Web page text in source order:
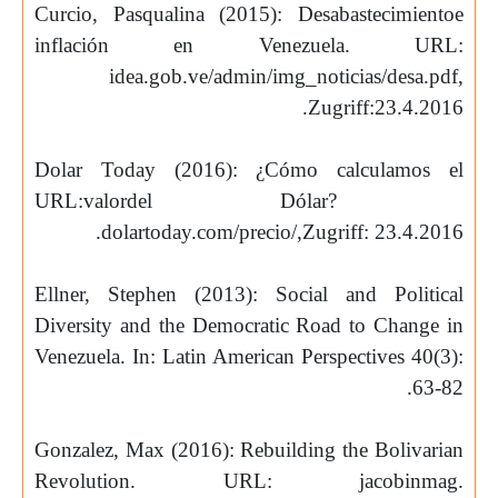
Curcio, Pasqualina (2015): Desabastecimientoe
inflación en Venezuela. URL:
idea.gob.ve/admin/img_noticias/desa.pdf,
Zugriff:23.4.2016
.
Dolar Today (2016): ¿Cómo calculamos el
valordel Dólar?
URL:
dolartoday.com/precio/,Zugriff: 23.4.2016
.
Ellner, Stephen (2013): Social and Political
Diversity and the Democratic Road to Change in
Venezuela. In: Latin American Perspectives 40(3):
63-82
.
Gonzalez, Max (2016): Rebuilding the Bolivarian
Revolution. URL: jacobinmag.